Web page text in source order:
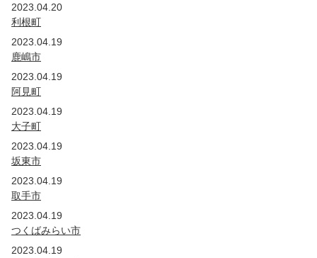
2023.04.20
利根町
2023.04.19
鹿嶋市
2023.04.19
阿見町
2023.04.19
大子町
2023.04.19
坂東市
2023.04.19
取手市
2023.04.19
つくばみらい市
2023.04.19